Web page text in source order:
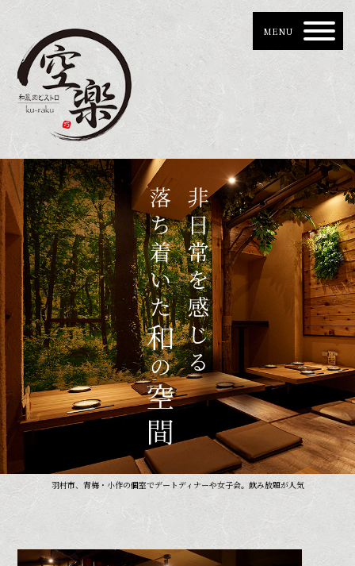
羽村市、青梅・小作の個室でデートディナーや女子会。飲み放題が人気